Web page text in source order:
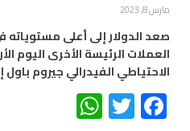
مارس 8, 2023
صعد الدولار إلى أعلى
العملات الرئيسة الأخرى اليوم
الاحتياطي الفيدرالي جيروم
Facebook
Twitter